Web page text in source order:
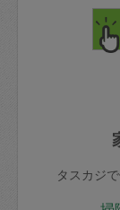
タスカジ